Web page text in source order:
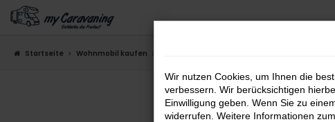
Zum
springen
Startseite Wohnmobil kaufen
Wir nutzen Cookies, um Ihnen die
verbessern. Wir berücksichtigen
Einwilligung geben. Wenn Sie zu
widerrufen. Weitere Informationen